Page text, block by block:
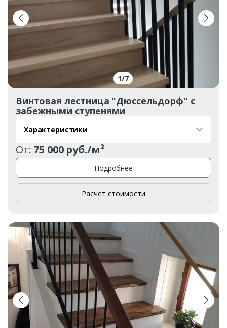
1/7
Винтовая лестница "Дюссельдорф" с
забежными ступенями
Характеристики
От: 75 000 руб./м²
Подробнее
Расчет стоимости